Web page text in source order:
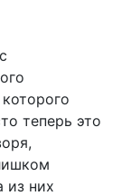
теперь это
из них